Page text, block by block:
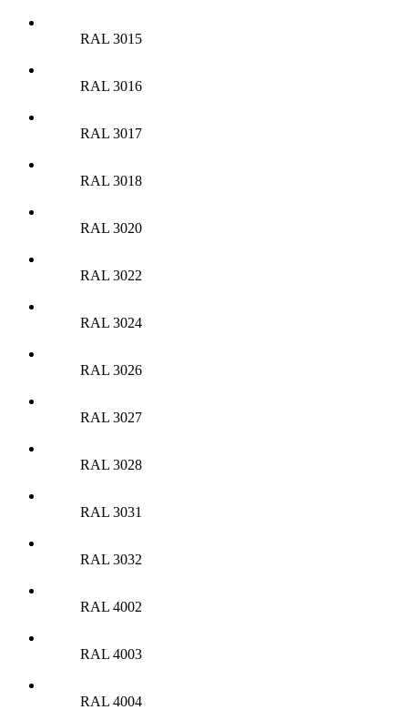
RAL 3015
RAL 3016
RAL 3017
RAL 3018
RAL 3020
RAL 3022
RAL 3024
RAL 3026
RAL 3027
RAL 3028
RAL 3031
RAL 3032
RAL 4002
RAL 4003
RAL 4004